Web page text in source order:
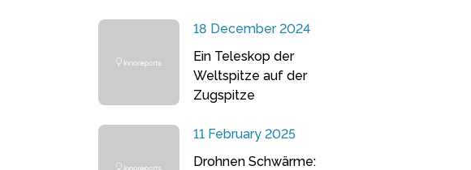
18 December 2024
Ein Teleskop der
Weltspitze auf der
Zugspitze
11 February 2025
Drohnen Schwärme: